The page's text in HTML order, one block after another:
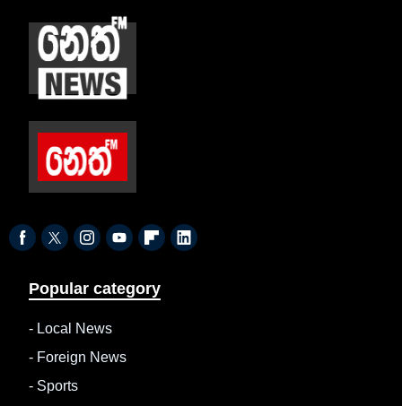
Popular category
- Local News
- Foreign News
- Sports